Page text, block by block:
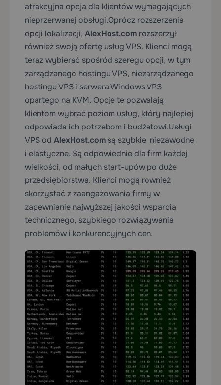
atrakcyjna opcja dla klientów wymagających
nieprzerwanej obsługi.Oprócz rozszerzenia
opcji lokalizacji, AlexHost.com rozszerzył
również swoją ofertę usług VPS. Klienci mogą
teraz wybierać spośród szeregu opcji, w tym
zarządzanego hostingu VPS, niezarządzanego
hostingu VPS i serwera Windows VPS
opartego na KVM. Opcje te pozwalają
klientom wybrać poziom usług, który najlepiej
odpowiada ich potrzebom i budżetowi.Usługi
VPS od AlexHost.com są szybkie, niezawodne
i elastyczne. Są odpowiednie dla firm każdej
wielkości, od małych start-upów po duże
przedsiębiorstwa. Klienci mogą również
skorzystać z zaangażowania firmy w
zapewnianie najwyższej jakości wsparcia
technicznego, szybkiego rozwiązywania
problemów i konkurencyjnych cen.